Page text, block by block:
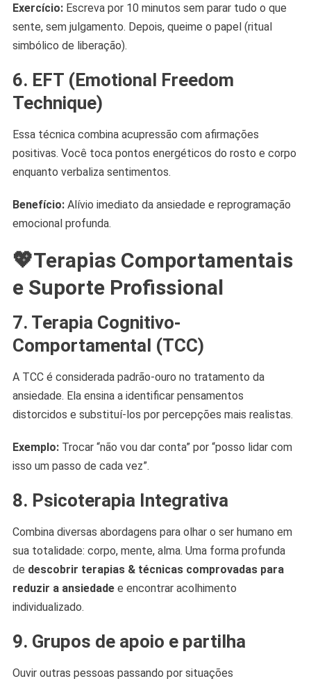
Exercício:Escreva por 10 minutos sem parar tudo o que
sente, sem julgamento. Depois, queime o papel (ritual
simbólico de liberação).
6. EFT (Emotional Freedom
Technique)
Essa técnica combina acupressão com afirmações
positivas. Você toca pontos energéticos do rosto e corpo
enquanto verbaliza sentimentos.
Benefício:Alívio imediato da ansiedade e reprogramação
emocional profunda.
💖Terapias Comportamentais
e Suporte Profissional
7. Terapia Cognitivo-
Comportamental (TCC)
A TCC é considerada padrão-ouro no tratamento da
ansiedade. Ela ensina a identificar pensamentos
distorcidos e substituí-los por percepções mais realistas.
Exemplo:Trocar “não vou dar conta” por “posso lidar com
isso um passo de cada vez”.
8. Psicoterapia Integrativa
Combina diversas abordagens para olhar o ser humano em
sua totalidade: corpo, mente, alma. Uma forma profunda
de descobrir terapias & técnicas comprovadas para
reduzir a ansiedadee encontrar acolhimento
individualizado.
9. Grupos de apoio e partilha
Ouvir outras pessoas passando por situações